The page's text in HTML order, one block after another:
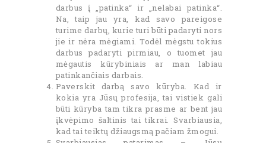
darbus į „patinka“ ir „nelabai patinka“.
Na, taip jau yra, kad savo pareigose
turime darbų, kurie turi būti padaryti nors
jie ir nėra mėgiami. Todėl mėgstu tokius
darbus padaryti pirmiau, o tuomet jau
mėgautis kūrybiniais ar man labiau
patinkančiais darbais.
Paverskit darbą savo kūryba. Kad ir
kokia yra Jūsų profesija, tai vistiek gali
būti kūryba tam tikra prasme ar bent jau
įkvėpimo šaltinis tai tikrai. Svarbiausia,
kad tai teiktų džiaugsmą pačiam žmogui.